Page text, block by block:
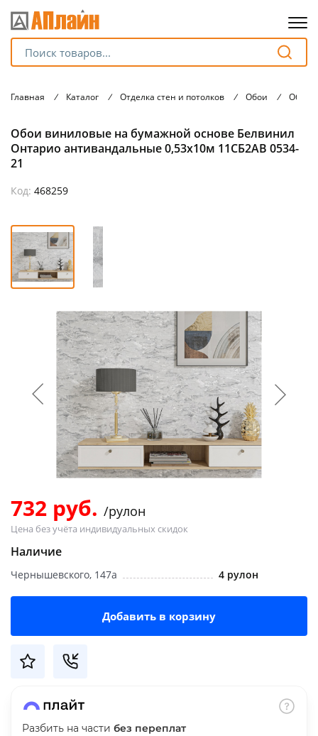
Главная / Каталог / Отделка стен и потолков / Обои / Обои
Обои виниловые на бумажной основе Белвинил
Онтарио антивандальные 0,53х10м 11СБ2АВ 0534-
21
Код: 468259
732 руб. /рулон
Цена без учёта индивидуальных скидок
Наличие
Чернышевского, 147а 4 рулон
Добавить в корзину
Разбить на части без переплат
оплатуна части
без переплат
Сегодня
25%
Добавляйте товары
в корзину
Оплачивайте сегодня только
25 % картой любого банка
Получайте товар
Оставшиеся75% будут
списываться
Подробнее
об оплате Плайтом
Остались вопросы?